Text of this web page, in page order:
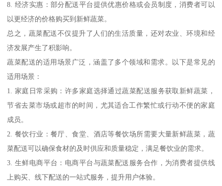
8. 经济实惠：部分配送平台提供优惠价格或会员制度，消费者可以
以更经济的价格购买到新鲜蔬菜。
总之，蔬菜配送不仅提升了人们的生活质量，还对农业、环境和经
济发展产生了积影响。
蔬菜配送的适用场景广泛，涵盖了多个领域和需求。以下是常见的
适用场景：
1. 家庭日常采购：许多家庭选择通过蔬菜配送服务获取新鲜蔬菜，
节省去菜市场或超市的时间，尤其适合工作繁忙或行动不便的家庭
成员。
2. 餐饮行业：餐厅、食堂、酒店等餐饮场所需要大量新鲜蔬菜，蔬
菜配送可以确保食材的及时供应和质量稳定，满足餐饮业的需求。
3. 生鲜电商平台：电商平台与蔬菜配送服务合作，为消费者提供线
上购买、线下配送的一站式服务，提升用户体验。